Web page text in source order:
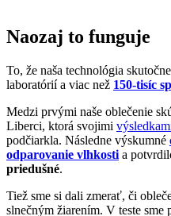
Naozaj to funguje
To, že naša technológia
laboratórií a viac než 150-tisíc
Medzi prvými naše oblečenie
Liberci, ktorá svojimi
podčiarkla. Následne výskumné
odparovanie vlhkosti a
priedušné.
Tiež sme si dali zmerať, či
slnečným žiarením. V teste sme